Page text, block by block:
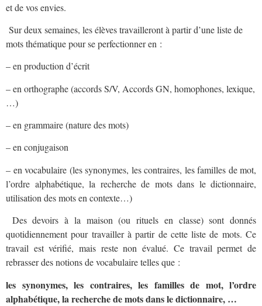
et de vos envies.
Sur deux semaines, les élèves travailleront à partir d’une liste de
mots thématique pour se perfectionner en :
– en production d’écrit
– en orthographe (accords S/V, Accords GN, homophones, lexique,
…)
– en grammaire (nature des mots)
– en conjugaison
– en vocabulaire (les synonymes, les contraires, les familles de mot,
l’ordre alphabétique, la recherche de mots dans le dictionnaire,
utilisation des mots en contexte…)
Des devoirs à la maison (ou rituels en classe) sont donnés
quotidiennement pour travailler à partir de cette liste de mots. Ce
travail est vérifié, mais reste non évalué. Ce travail permet de
rebrasser des notions de vocabulaire telles que :
les synonymes, les contraires, les familles de mot, l’ordre
alphabétique, la recherche de mots dans le dictionnaire, …